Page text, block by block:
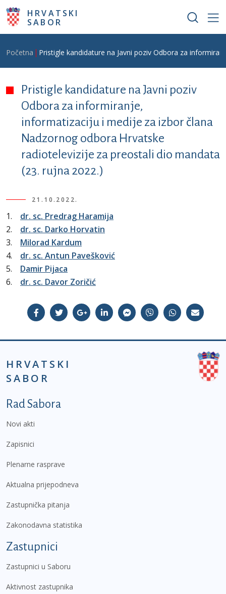
Skoči na glavni sadržaj
HRVATSKI
SABOR
Breadcrumb
Početna Pristigle kandidature na Javni poziv Odbora za
Pristigle kandidature na Javni poziv
Odbora za informiranje,
informatizaciju i medije za izbor člana
Nadzornog odbora Hrvatske
radiotelevizije za preostali dio mandata
(23. rujna 2022.)
21.10.2022.
1. dr. sc. Predrag Haramija
2. dr. sc. Darko Horvatin
3. Milorad Kardum
4. dr. sc. Antun Pavešković
5. Damir Pijaca
6. dr. sc. Davor Zoričić
HRVATSKI
SABOR
Podnožje prvi izbornik
Rad Sabora
Novi akti
Zapisnici
Plenarne rasprave
Aktualna prijepodneva
Zastupnička pitanja
Zakonodavna statistika
Zastupnici
Zastupnici u Saboru
Aktivnost zastupnika